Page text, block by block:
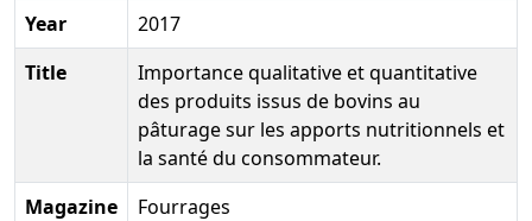
Year
2017
Title
Importance qualitative et quantitative
des produits issus de bovins au
pâturage sur les apports nutritionnels et
la santé du consommateur.
Magazine
Fourrages